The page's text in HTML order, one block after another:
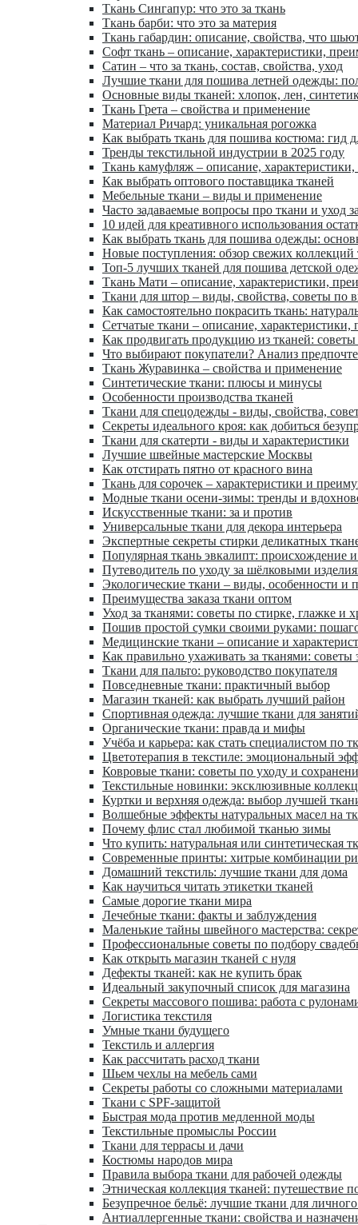
Ткань Сингапур: что это за ткань
Ткань барби: что это за материя
Ткань габардин: описание, свойства, что
Софт ткань – описание, характеристики,
Сатин – что за ткань, состав, свойства, уход
Лучшие ткани для пошива летней одежды:
Основные виды тканей: хлопок, лен,
Ткань Грета – свойства и применение
Материал Ричард: уникальная рогожка
Как выбрать ткань для пошива костюма: гид
Тренды текстильной индустрии в 2025 году
Ткань камуфляж – описание,
Как выбрать оптового поставщика тканей
Мебельные ткани – виды и применение
Часто задаваемые вопросы про ткани и уход
10 идей для креативного использования
Как выбрать ткань для пошива одежды:
Новые поступления: обзор свежих коллекций
Топ-5 лучших тканей для пошива детской
Ткань Мати – описание, характеристики,
Ткани для штор – виды, свойства, советы по
Как самостоятельно покрасить ткань:
Сетчатые ткани – описание, характеристики,
Как продвигать продукцию из тканей: советы
Что выбирают покупатели? Анализ
Ткань Журавинка – свойства и применение
Синтетические ткани: плюсы и минусы
Особенности производства тканей
Ткани для спецодежды - виды, свойства,
Секреты идеального кроя: как добиться
Ткани для скатерти - виды и характеристики
Лучшие швейные мастерские Москвы
Как отстирать пятно от красного вина
Ткань для сорочек – характеристики и
Модные ткани осени-зимы: тренды и
Искусственные ткани: за и против
Универсальные ткани для декора интерьера
Экспертные секреты стирки деликатных
Популярная ткань эвкалипт: происхождение и
Путеводитель по уходу за шёлковыми
Экологические ткани – виды, особенности и
Преимущества заказа ткани оптом
Уход за тканями: советы по стирке, глажке и
Пошив простой сумки своими руками:
Медицинские ткани – описание и
Как правильно ухаживать за тканями: советы
Ткани для пальто: руководство покупателя
Повседневные ткани: практичный выбор
Магазин тканей: как выбрать лучший район
Спортивная одежда: лучшие ткани для
Органические ткани: правда и мифы
Учёба и карьера: как стать специалистом по
Цветотерапия в текстиле: эмоциональный
Ковровые ткани: советы по уходу и
Текстильные новинки: эксклюзивные
Куртки и верхняя одежда: выбор лучшей
Волшебные эффекты натуральных масел на
Почему флис стал любимой тканью зимы
Что купить: натуральная или синтетическая
Современные принты: хитрые комбинации
Домашний текстиль: лучшие ткани для дома
Как научиться читать этикетки тканей
Самые дорогие ткани мира
Лечебные ткани: факты и заблуждения
Маленькие тайны швейного мастерства:
Профессиональные советы по подбору
Как открыть магазин тканей с нуля
Дефекты тканей: как не купить брак
Идеальный закупочный список для магазина
Секреты массового пошива: работа с
Логистика текстиля
Умные ткани будущего
Текстиль и аллергия
Как рассчитать расход ткани
Шьем чехлы на мебель сами
Секреты работы со сложными материалами
Ткани с SPF-защитой
Быстрая мода против медленной моды
Текстильные промыслы России
Ткани для террасы и дачи
Костюмы народов мира
Правила выбора ткани для рабочей одежды
Этническая коллекция тканей: путешествие
Безупречное бельё: лучшие ткани для
Антиаллергенные ткани: свойства и